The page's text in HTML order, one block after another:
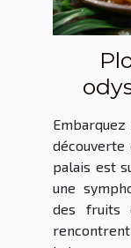
découverte
palais est
une
des fruits